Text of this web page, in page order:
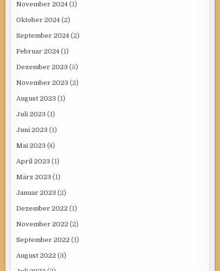
November 2024 (1)
Oktober 2024 (2)
September 2024 (2)
Februar 2024 (1)
Dezember 2023 (5)
November 2023 (2)
August 2023 (1)
Juli 2023 (1)
Juni 2023 (1)
Mai 2023 (4)
April 2023 (1)
März 2023 (1)
Januar 2023 (2)
Dezember 2022 (1)
November 2022 (2)
September 2022 (1)
August 2022 (3)